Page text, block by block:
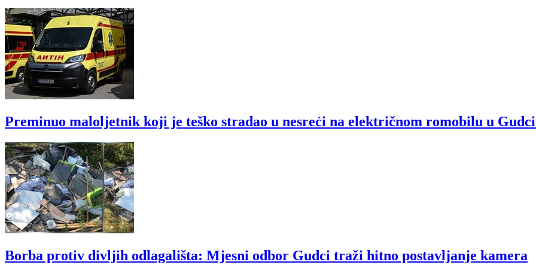
Preminuo maloljetnik koji je teško stradao u nesreći na električnom romobilu u
Borba protiv divljih odlagališta: Mjesni odbor Gudci traži hitno postavljanje kamera